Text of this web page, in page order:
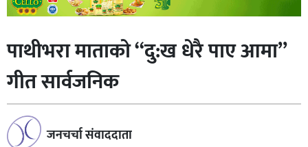
पाथीभरा माताकाे “दु:ख धेरै पाए आमा”
गीत सार्वजनिक
जनचर्चा संवाददाता